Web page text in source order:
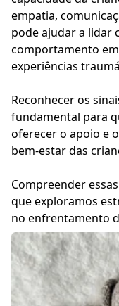
empatia,
pode ajudar a lidar
comportamento
experiências
Reconhecer os
fundamental para
oferecer o apoio e
bem-estar das
Compreender
que exploramos
no enfrentamento